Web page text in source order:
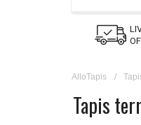
AlloTapis /
Tapis